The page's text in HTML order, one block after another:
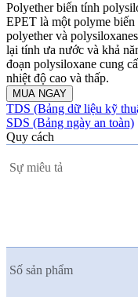
Polyether biến tính
EPET là một polyme
polyether và
lại tính ưa nước và khả
đoạn polysiloxane cung
nhiệt độ cao và thấp.
MUA NGAY
TDS (Bảng dữ liệu kỹ
SDS (Bảng ngày an toàn)
Quy cách
Sự miêu tả
Số sản phẩm